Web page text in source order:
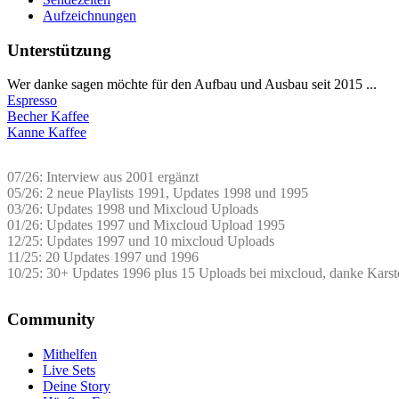
Aufzeichnungen
Unterstützung
Wer danke sagen möchte für den Aufbau und Ausbau seit 2015 ...
Espresso
Becher Kaffee
Kanne Kaffee
07/26: Interview aus 2001 ergänzt
05/26: 2 neue Playlists 1991, Updates 1998 und 1995
03/26: Updates 1998 und Mixcloud Uploads
01/26: Updates 1997 und Mixcloud Upload 1995
12/25: Updates 1997 und 10 mixcloud Uploads
11/25: 20 Updates 1997 und 1996
10/25: 30+ Updates 1996 plus 15 Uploads bei mixcloud, danke
Community
Mithelfen
Live Sets
Deine Story